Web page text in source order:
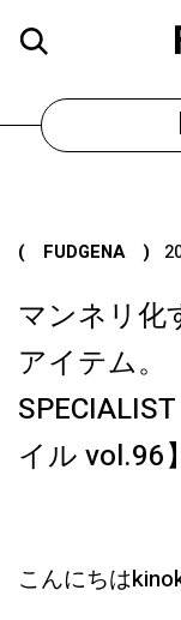
( FUDGENA )
マンネリ化
アイテム。
イル vol.96】
こんにちは